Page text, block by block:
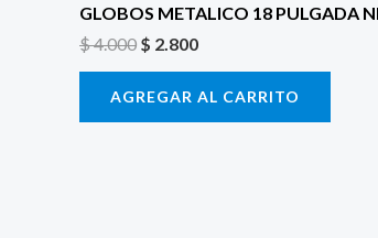
GLOBOS METALICO 18 PULGADA
$4.000 $ 2.800
AGREGAR AL CARRITO